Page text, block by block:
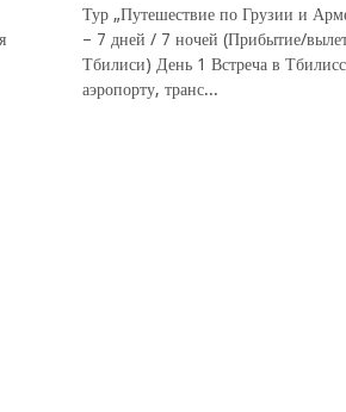
Тур „Путешествие по Грузии и
– 7 дней / 7 ночей (Прибытие/
Тбилиси) День 1 Встреча в
аэропорту, транс...